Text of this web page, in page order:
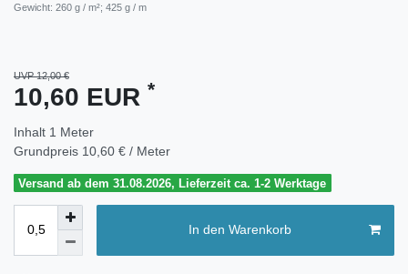
Gewicht: 260 g / m²; 425 g / m
UVP 12,00 €
10,60 EUR *
Inhalt 1 Meter
Grundpreis 10,60 € / Meter
Versand ab dem 31.08.2026, Lieferzeit ca. 1-2 Werktage
In den Warenkorb